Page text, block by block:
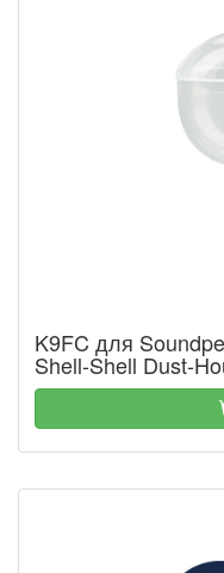
K9FC для
Shell-Shell Dust-